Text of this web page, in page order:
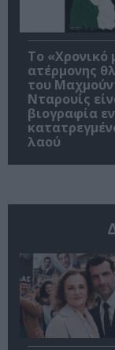
Το «Χρονικό
ατέρμονης
του
Νταρουίς
βιογραφία
λαού